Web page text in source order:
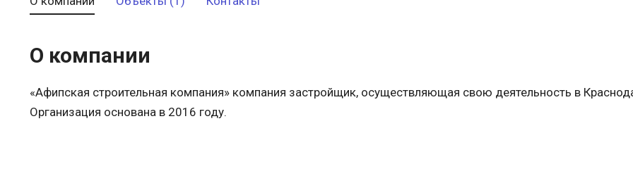
О компании
«Афипская строительная компания» компания застройщик, осуществляющая свою деятельность в
Организация основана в 2016 году.